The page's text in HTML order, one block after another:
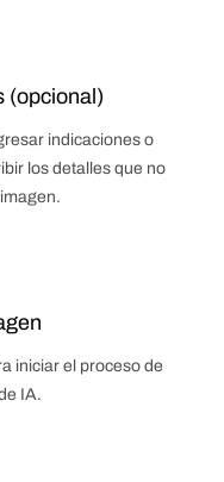
(opcional)
indicaciones o
los detalles que no
iniciar el proceso de
IA.